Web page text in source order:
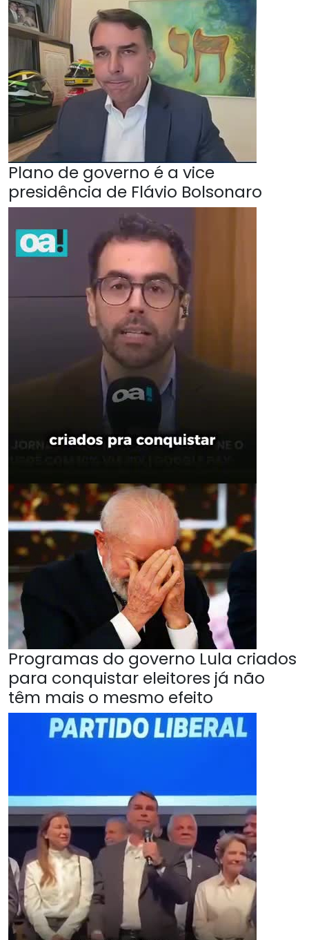
Plano de governo é a vice
presidência de Flávio Bolsonaro
Programas do governo Lula criados
para conquistar eleitores já não
têm mais o mesmo efeito